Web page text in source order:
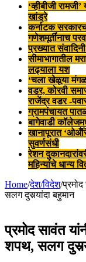
‘व्हीबीजी
खांड्रे
कर्नाटक
गणेशमूर्तींनाच
प्रख्यात
सीमाभागातील
लढ्याला यश
‘चला खेळूया
वडर, कोरवी
राजेंद्र वडर -
ग्रामपंचायत
बागेवाडी
खानापूरात
सुवर्णसंधी
रेशन
महिन्यांचे धान्य
Home/देश/विदेश/प्रमोद
सलग दुसर्‍यांदा बहुमान
प्रमोद सावंत
शपथ, सलग